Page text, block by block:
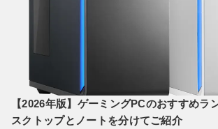
【2026年版】ゲーミングPCのおすすめラ
スクトップとノートを分けてご紹介